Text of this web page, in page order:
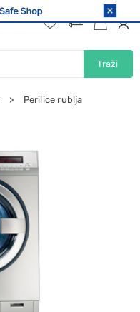
Traži
Perilice rublja